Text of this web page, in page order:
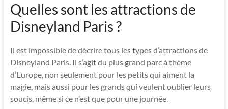
Quelles sont les attractions de
Disneyland Paris ?
Il est impossible de décrire tous les types d’attractions de
Disneyland Paris. Il s’agit du plus grand parc à thème
d’Europe, non seulement pour les petits qui aiment la
magie, mais aussi pour les grands qui veulent oublier leurs
soucis, même si ce n’est que pour une journée.